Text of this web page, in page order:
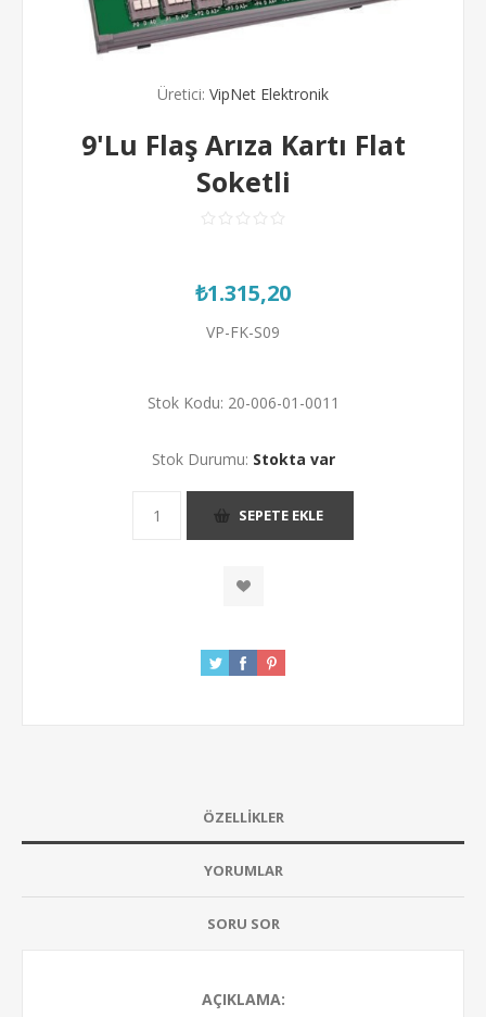
Üretici: VipNet Elektronik
9'Lu Flaş Arıza Kartı Flat
Soketli
₺1.315,20
VP-FK-S09
Stok Kodu: 20-006-01-0011
Stok Durumu: Stokta var
SEPETE EKLE
ÖZELLIKLER
YORUMLAR
SORU SOR
AÇIKLAMA: